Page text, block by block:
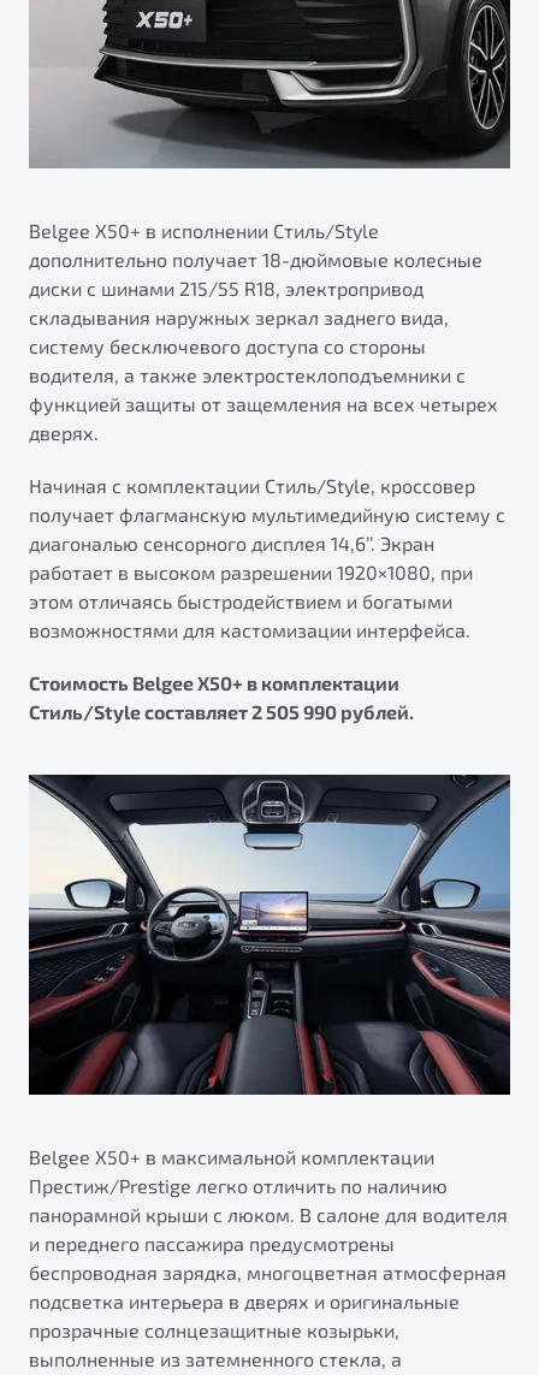
Belgee X50+ в исполнении Стиль/Style
дополнительно получает 18-дюймовые колесные
диски с шинами 215/55 R18, электропривод
складывания наружных зеркал заднего вида,
систему бесключевого доступа со стороны
водителя, а также электростеклоподъемники с
функцией защиты от защемления на всех четырех
дверях.
Начиная с комплектации Стиль/Style, кроссовер
получает флагманскую мультимедийную систему с
диагональю сенсорного дисплея 14,6’’. Экран
работает в высоком разрешении 1920×1080, при
этом отличаясь быстродействием и богатыми
возможностями для кастомизации интерфейса.
Стоимость Belgee X50+ в комплектации
Стиль/Style составляет 2 505 990 рублей.
Belgee X50+ в максимальной комплектации
Престиж/Prestige легко отличить по наличию
панорамной крыши с люком. В салоне для водителя
и переднего пассажира предусмотрены
беспроводная зарядка, многоцветная атмосферная
подсветка интерьера в дверях и оригинальные
прозрачные солнцезащитные козырьки,
выполненные из затемненного стекла, а